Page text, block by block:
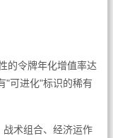
的令牌年化增值率达
"可进化"标识的稀有
术组合、经济运作